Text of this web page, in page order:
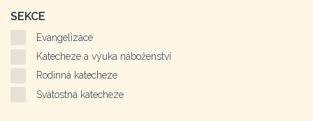
SEKCE
Evangelizace
Katecheze a výuka náboženství
Rodinná katecheze
Svátostná katecheze